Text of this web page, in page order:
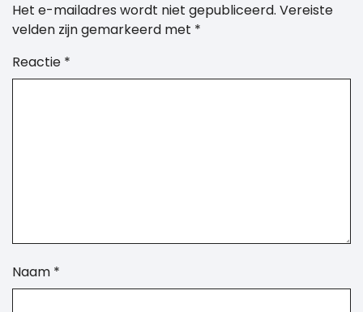
Het e-mailadres wordt niet gepubliceerd. Vereiste
velden zijn gemarkeerd met *
Reactie *
Naam *